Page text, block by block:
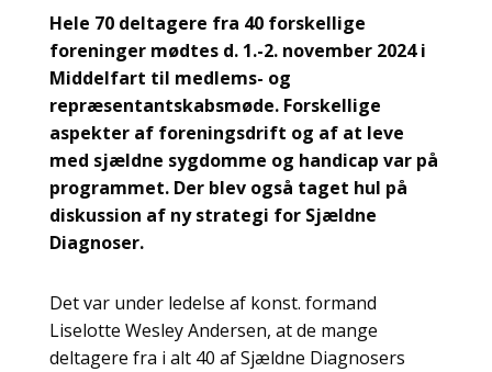
Hele 70 deltagere fra 40 forskellige
foreninger mødtes d. 1.-2. november 2024 i
Middelfart til medlems- og
repræsentantskabsmøde. Forskellige
aspekter af foreningsdrift og af at leve
med sjældne sygdomme og handicap var på
programmet. Der blev også taget hul på
diskussion af ny strategi for Sjældne
Diagnoser.
Det var under ledelse af konst. formand
Liselotte Wesley Andersen, at de mange
deltagere fra i alt 40 af Sjældne Diagnosers